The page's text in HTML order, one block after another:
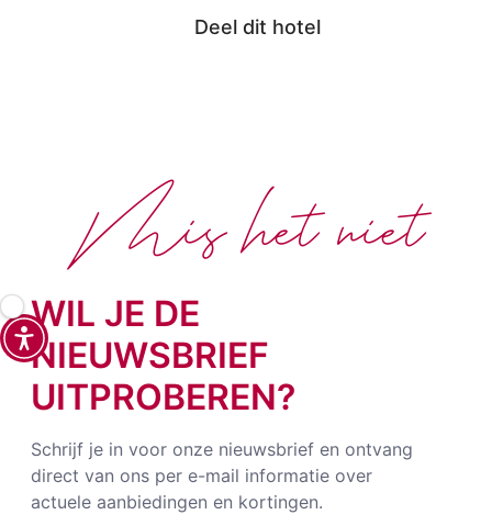
Deel dit hotel
WIL JE DE
NIEUWSBRIEF
UITPROBEREN?
Schrijf je in voor onze nieuwsbrief en ontvang
direct van ons per e-mail informatie over
actuele aanbiedingen en kortingen.
Mis het niet